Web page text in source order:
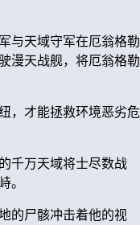
与天域守军在厄翁格勒
漫天战舰，将厄翁格勒
，才能拯救环境恶劣危
千万天域将士尽数战
。
的尸骸冲击着他的视